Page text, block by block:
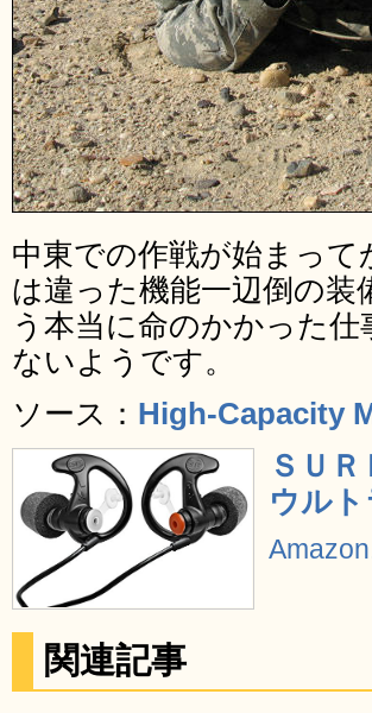
中東での作戦が始まっ
は違った機能一辺倒の
う本当に命のかかった
ないようです。
ソース： High-Capacity
ＳＵ
ウル
関連記事